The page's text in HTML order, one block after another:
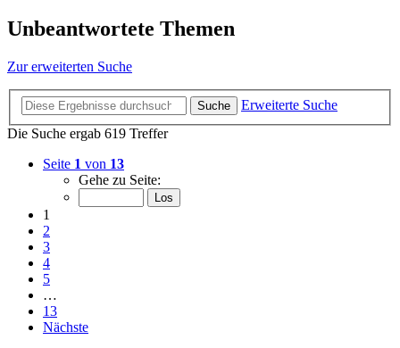
Unbeantwortete Themen
Zur erweiterten Suche
Suche
Erweiterte Suche
Die Suche ergab 619 Treffer
Seite 1 von 13
Gehe zu Seite:
1
2
3
4
5
…
13
Nächste